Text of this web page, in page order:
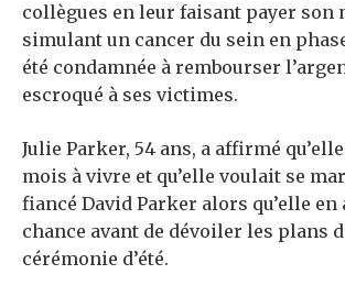
collègues en leur faisant payer son
simulant un cancer du sein en
été condamnée à rembourser
escroqué à ses victimes.
Julie Parker, 54 ans, a affirmé
mois à vivre et qu’elle voulait se
fiancé David Parker alors qu’elle en
chance avant de dévoiler les plans
cérémonie d’été.